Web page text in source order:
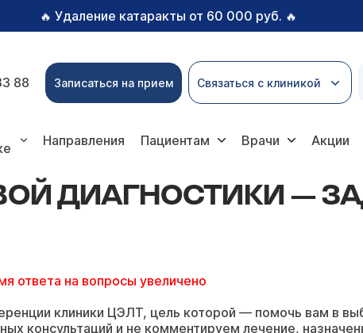
🔥 Удаление катаракты от 60 000 руб. 🔥
88 Записаться на прием Связаться с клиникой
Направления Пациентам Врачи Акции
ДИАГНОСТИКИ —
ответа на вопросы увеличено
клиники ЦЭЛТ, цель которой — помочь вам в
консультаций и не комментируем лечение,